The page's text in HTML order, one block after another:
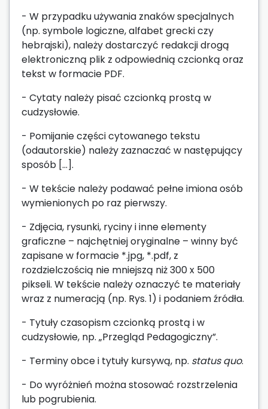
- W przypadku używania znaków specjalnych
(np. symbole logiczne, alfabet grecki czy
hebrajski), należy dostarczyć redakcji drogą
elektroniczną plik z odpowiednią czcionką oraz
tekst w formacie PDF.
- Cytaty należy pisać czcionką prostą w
cudzysłowie.
- Pomijanie części cytowanego tekstu
(odautorskie) należy zaznaczać w następujący
sposób […].
- W tekście należy podawać pełne imiona osób
wymienionych po raz pierwszy.
- Zdjęcia, rysunki, ryciny i inne elementy
graficzne – najchętniej oryginalne – winny być
zapisane w formacie *.jpg, *.pdf, z
rozdzielczością nie mniejszą niż 300 x 500
pikseli. W tekście należy oznaczyć te materiały
wraz z numeracją (np. Rys. 1) i podaniem źródła.
- Tytuły czasopism czcionką prostą i w
cudzysłowie, np. „Przegląd Pedagogiczny”.
- Terminy obce i tytuły kursywą, np. status quo.
- Do wyróżnień można stosować rozstrzelenia
lub pogrubienia.